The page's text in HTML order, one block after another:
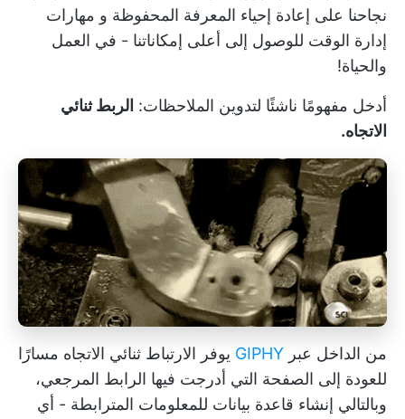
نجاحنا على إعادة إحياء المعرفة المحفوظة و مهارات
إدارة الوقت للوصول إلى أعلى إمكاناتنا - في العمل
والحياة!
أدخل مفهومًا ناشئًا لتدوين الملاحظات: الربط ثنائي
الاتجاه.
من الداخل عبر GIPHY يوفر الارتباط ثنائي الاتجاه مسارًا
للعودة إلى الصفحة التي أدرجت فيها الرابط المرجعي،
وبالتالي إنشاء قاعدة بيانات للمعلومات المترابطة - أي